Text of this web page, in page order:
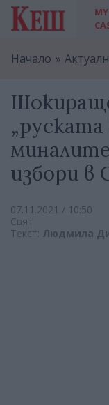
MY
Начало
„руската
избори в
07.11.2021 / 10:50
Свят
Текст: Людмила